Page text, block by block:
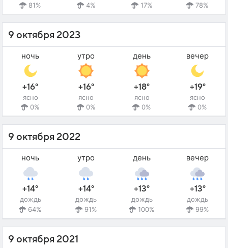
81%
4%
17%
78%
9 октября 2023
ночь
+16°
ясно
0%
утро
+16°
ясно
0%
день
+18°
ясно
0%
вечер
+19°
ясно
0%
9 октября 2022
ночь
+14°
дождь
64%
утро
+14°
дождь
91%
день
+13°
дождь
100%
вечер
+13°
дождь
99%
9 октября 2021